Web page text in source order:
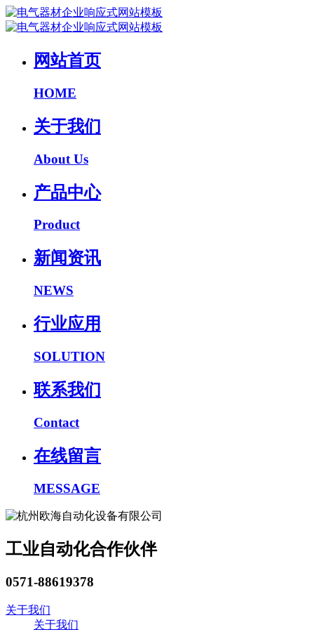
网站首页
HOME
关于我们
About Us
产品中心
Product
新闻资讯
NEWS
行业应用
SOLUTION
联系我们
Contact
在线留言
MESSAGE
工业自动化合作伙伴
0571-88619378
关于我们
关于我们